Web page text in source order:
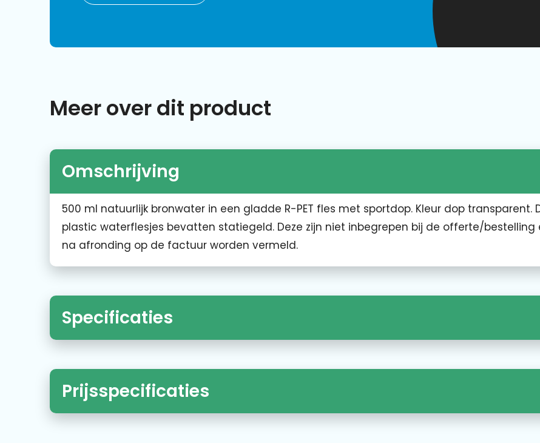
Meer over dit product
Omschrijving
500 ml natuurlijk bronwater in een gladde R-PET fles met sportdop. Kleur dop transparent.
plastic waterflesjes bevatten statiegeld. Deze zijn niet inbegrepen bij de offerte/bestelling
na afronding op de factuur worden vermeld.
Specificaties
Prijsspecificaties